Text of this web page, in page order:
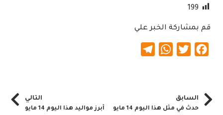
199
قم بمشاركة الخبر علي
Facebook
Twitter
WhatsApp
السابق
حدث في مثل هذا اليوم 14 مايو
التالي
أبرز مواليد هذا اليوم 14 مايو